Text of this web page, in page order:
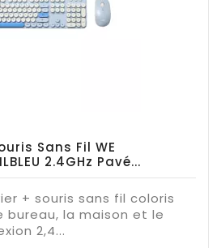
Sans Fil WE
2.4GHz Pavé...
+ souris sans fil coloris
bureau, la maison et le
2,4...